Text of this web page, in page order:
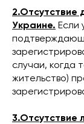
2.Отсутствие
Украине. Если
случаи, когда
жительство)
3.Отсутствие